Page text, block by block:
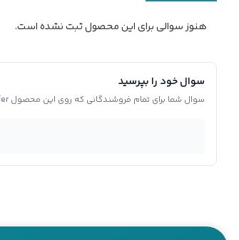
هنوز سوالی برای این محصول ثبت نشده است.
سوال خود را بپرسید
سوال شما برای تمام فروشندگانی که روی این محصول offer دارند ارسال می‌شود.